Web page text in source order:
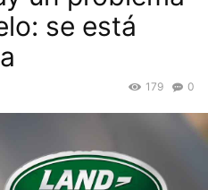
se está
0
179